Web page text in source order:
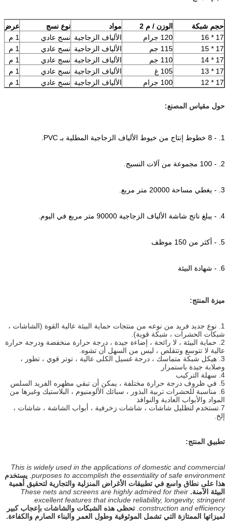
حجم شبكة الوزن / م 2 مواد نوع نسج
عرض
17 * 16
120 جرام الألياف الزجاجية نسج عادي
1 م
17 * 15
115 جم الألياف الزجاجية نسج عادي
1 م
17 * 14
110 جم الألياف الزجاجية نسج عادي
1 م
17 * 13
105 غ الألياف الزجاجية نسج عادي
1 م
17 * 12
100 جرام الألياف الزجاجية نسج عادي 1 م
حول مقياس المصنع:
1. - 8 خطوط إنتاج من خيوط الألياف الزجاجية المطلية بـ PVC.
2. - 100 مجموعة من آلات النسيج.
3. - يغطي مساحة 20000 متر مربع.
4. - يبلغ ناتج شاشة الألياف الزجاجية 90000 متر مربع في اليوم.
5.
- أكثر من 150 موظف
6. - شهادة البيئة
ميزة المنتج:
1. نوع جديد فريد من نوعه من منتجات حماية البيئة عالية القوة (الشاشات ،
شبكات الحشرات ، شبكة قوية).
2. حماية البيئة ، لا رائحة ، إضاءة جيدة ، درجة حرارة منخفضة ودرجة حرارة
عالية لا تتوسع وتتقلص ، ليس من السهل أن تشوه.
3. هيكل شبكة متماسك ، درجة غسيل الكلى عالية ، توتر قوي ، تطور ،
وصلابة جيدة باستمرار
4. سهلة التركيب
5. في ظروف درجة حرارة مختلفة ، يمكن أن تبقي مظهره الفريد السلس
6. مناسبة للحشرات تربية البذور ، سبائك الألومنيوم ، البلاستيك وغيرها من
المواد والأبواب العادية والنوافذ
7.تستخدم لتظليل شاشات ، شاشات زخرفية ، أبواب الشاشة ، شاشات ،
إلخ.
تطبيق المنتج:
This is widely used in the applications of domestic and commercial
purposes to accomplish the essentiality of safe environment. يستخدم
هذا على نطاق واسع في تطبيقات الأغراض المنزلية والتجارية لتحقيق أهمية
البيئة الآمنة. These nets and screens are highly admired for their
excellent features that include reliability, longevity, stringent
construction and efficiency. تحظى هذه الشبكات والشاشات بإعجاب كبير
لميزاتها الممتازة التي تشمل الموثوقية وطول العمر والبناء الصارم والكفاءة.